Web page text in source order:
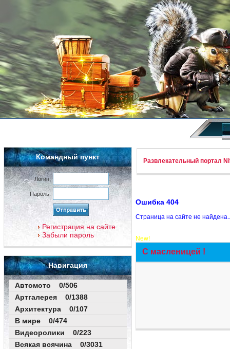
Командный пункт
Логин:
Пароль:
Регистрация на сайте
Забыли пароль
Навигация
Автомото 0/506
Артгалерея 0/1388
Архитектура 0/107
В мире 0/474
Видеоролики 0/223
Всякая всячина 0/3031
Развлекательный портал
Ошибка 404
Страница на сайте не
New!
С масленицей !